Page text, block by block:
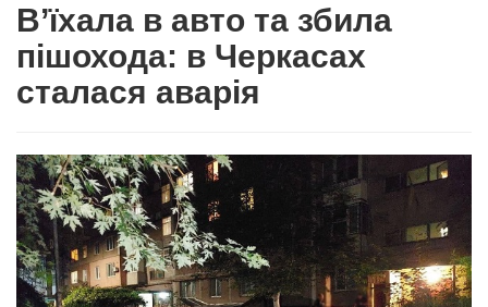
В’їхала в авто та збила
пішохода: в Черкасах
сталася аварія